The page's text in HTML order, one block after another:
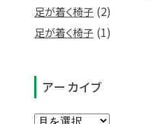
足が着く椅子 (2)
足が着く椅子 (1)
アーカイブ